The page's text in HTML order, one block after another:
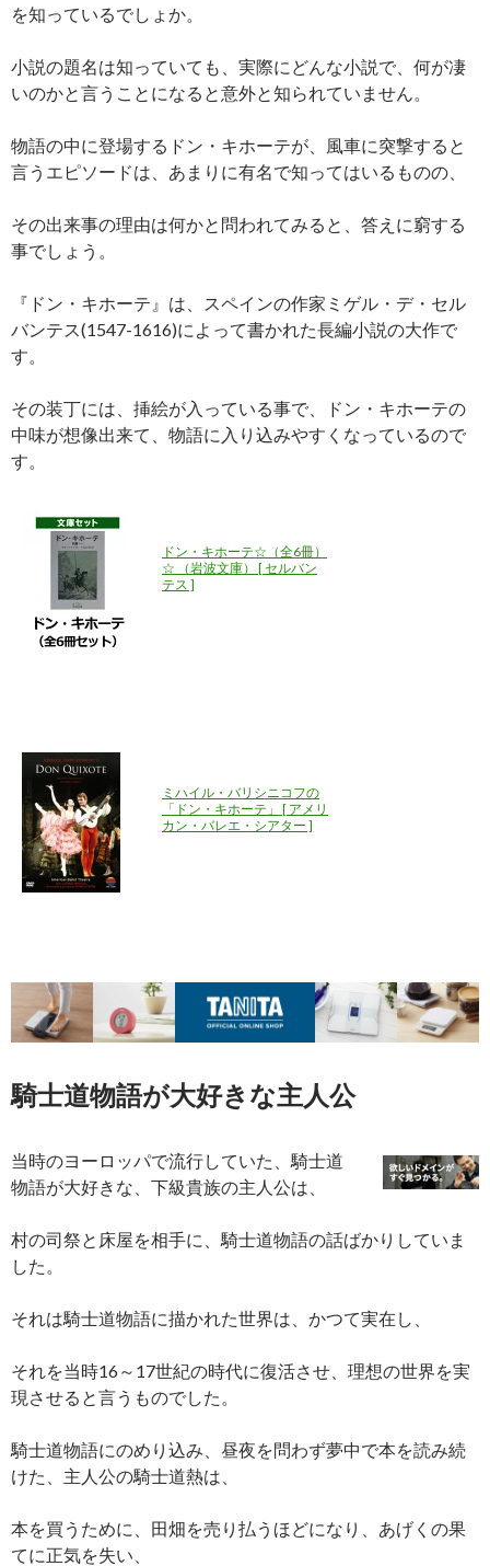
を知っているでしょか。
小説の題名は知っていても、実際にどんな小説で、何が凄
いのかと言うことになると意外と知られていません。
物語の中に登場するドン・キホーテが、風車に突撃すると
言うエピソードは、あまりに有名で知ってはいるものの、
その出来事の理由は何かと問われてみると、答えに窮する
事でしょう。
『ドン・キホーテ』は、スペインの作家ミゲル・デ・セル
バンテス(1547-1616)によって書かれた長編小説の大作で
す。
その装丁には、挿絵が入っている事で、ドン・キホーテの
中味が想像出来て、物語に入り込みやすくなっているので
す。
ドン・キホーテ☆（全6冊）
☆ （岩波文庫） [ セルバン
テス ]
ミハイル・バリシニコフの
「ドン・キホーテ」 [ アメリ
カン・バレエ・シアター ]
騎士道物語が大好きな主人公
当時のヨーロッパで流行していた、騎士道
物語が大好きな、下級貴族の主人公は、
村の司祭と床屋を相手に、騎士道物語の話ばかりしていま
した。
それは騎士道物語に描かれた世界は、かつて実在し、
それを当時16～17世紀の時代に復活させ、理想の世界を実
現させると言うものでした。
騎士道物語にのめり込み、昼夜を問わず夢中で本を読み続
けた、主人公の騎士道熱は、
本を買うために、田畑を売り払うほどになり、あげくの果
てに正気を失い、